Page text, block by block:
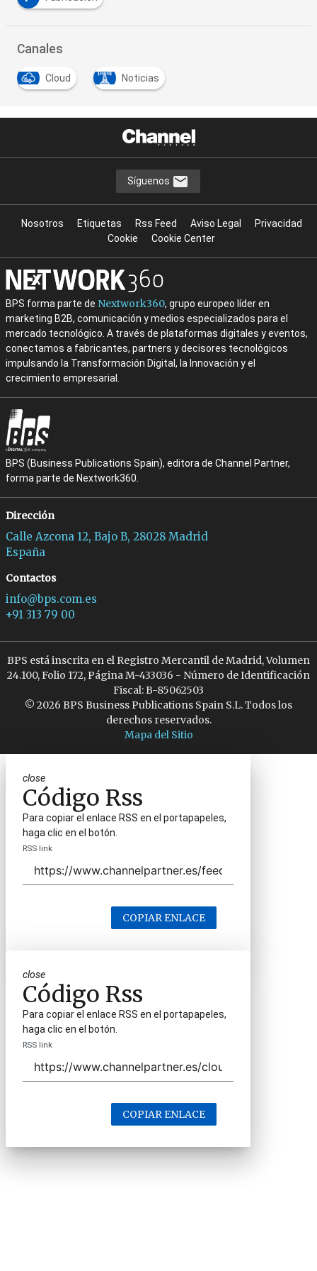
Canales
Cloud Noticias
Síguenos
Nosotros Etiquetas Rss Feed Aviso Legal
Privacidad
Cookie
Cookie Center
BPS forma parte de Nextwork360, grupo europeo líder en
marketing B2B, comunicación y medios especializados para el
mercado tecnológico. A través de plataformas digitales y eventos,
conectamos a fabricantes, partners y decisores tecnológicos
impulsando la Transformación Digital, la Innovación y el
crecimiento empresarial.
BPS (Business Publications Spain), editora de Channel Partner,
forma parte de Nextwork360.
Dirección
Calle Azcona 12, Bajo B, 28028 Madrid
España
Contactos
info@bps.com.es
+91 313 79 00
BPS está inscrita en el Registro Mercantil de Madrid, Volumen
24.100, Folio 172, Página M-433036 - Número de Identificación
Fiscal: B-85062503
© 2026 BPS Business Publications Spain S.L. Todos los
derechos reservados.
Mapa del Sitio
close
Código Rss
Para copiar el enlace RSS en el portapapeles,
haga clic en el botón.
RSS link
COPIAR ENLACE
close
Código Rss
Para copiar el enlace RSS en el portapapeles,
haga clic en el botón.
RSS link
COPIAR ENLACE